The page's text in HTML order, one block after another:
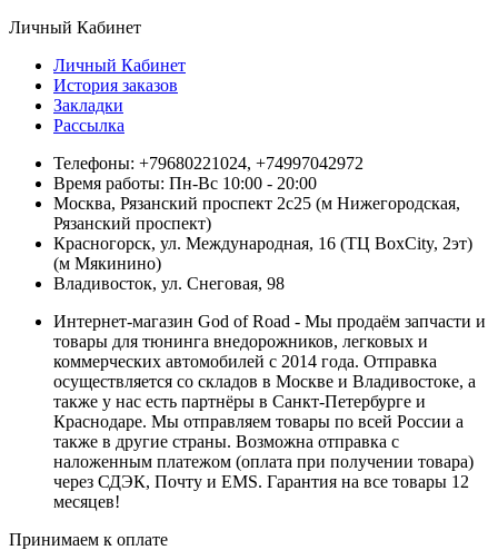
Личный Кабинет
Личный Кабинет
История заказов
Закладки
Рассылка
Телефоны: +79680221024, +74997042972
Время работы: Пн-Вс 10:00 - 20:00
Москва, Рязанский проспект 2с25 (м Нижегородская,
Рязанский проспект)
Красногорск, ул. Международная, 16 (ТЦ BoxСity, 2эт)
(м Мякинино)
Владивосток, ул. Снеговая, 98
Интернет-магазин God of Road - Мы продаём запчасти и
товары для тюнинга внедорожников, легковых и
коммерческих автомобилей с 2014 года. Отправка
осуществляется со складов в Москве и Владивостоке, а
также у нас есть партнёры в Санкт-Петербурге и
Краснодаре. Мы отправляем товары по всей России а
также в другие страны. Возможна отправка с
наложенным платежом (оплата при получении товара)
через СДЭК, Почту и EMS. Гарантия на все товары 12
месяцев!
Принимаем к оплате